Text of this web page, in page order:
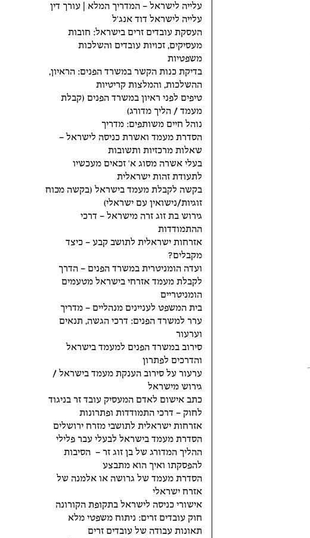
עלייה לישראל – המדריך המלא | עורך דין
עלייה לישראל דוד אנג'ל
העסקת עובדים זרים בישראל: חובות
מעסיקים, זכויות עובדים והשלכות
משפטיות
בדיקת כנות הקשר במשרד הפנים: הראיון,
ההשלכות, והמלצות קריטיות
טיפים לפני ראיון במשרד הפנים (קבלת
מעמד / הליך מדורג)
נוהל חיים משותפים: מדריך
הסדרת מעמד ואשרת כניסה לישראל –
שאלות מרכזיות ותשובות
בעלי אשרה מסוג א' זכאים מעכשיו
לתעודת זהות ישראלית
בקשה לקבלת מעמד בישראל (בקשה מכוח
זוגיות/נישואין עם ישראלי)
גירוש בת זוג זרה מישראל – דרכי
ההתמודדות
אזרחות ישראלית לתושב קבע – כיצד
מקבלים?
ועדה הומניטרית במשרד הפנים – הדרך
לקבלת מעמד אזרחי בישראל מטעמים
הומניטריים
בית המשפט לעניינים מנהליים – מדריך
ערר למשרד הפנים: דרכי הגשה, תנאים
וערעור
סירוב במשרד הפנים למעמד בישראל
והדרכים לפתרון
ערעור על סירוב הענקת מעמד בישראל /
גירוש מישראל
כתב אישום לאדם המעסיק עובד זר בניגוד
לחוק – דרכי התמודדות ופתרונות
אזרחות ישראלית לתושבי מזרח ירושלים
הסדרת מעמד בישראל לבעלי עבר פלילי
ההליך המדורג של בן זוג זר – הסיבות
להפסקתו ואיך הוא מתבצע
הסדרת מעמד של גרושה או אלמנה של
אזרח ישראלי
אישורי כניסה לישראל בתקופת הקורונה
חוק עובדים זרים: ניתוח משפטי מלא
תאונות עבודה של עובדים זרים